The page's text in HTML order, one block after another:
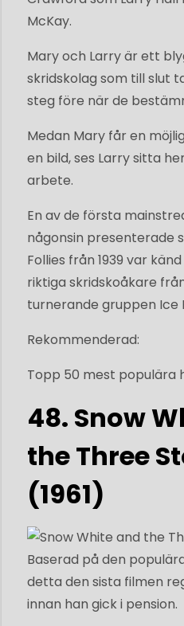
McKay.
Mary och Larry är ett
skridskolag som till slut
steg före när de
Medan Mary får en
en bild, ses Larry sitta
arbete.
En av de första
någonsin presenterade
Follies från 1939 var
riktiga skridskoåkare
turnerande gruppen Ice
Rekommenderad:
Topp 50 mest populära
48. Snow
the Three
(1961)
Baserad på den
detta den sista filmen
innan han gick i pension.